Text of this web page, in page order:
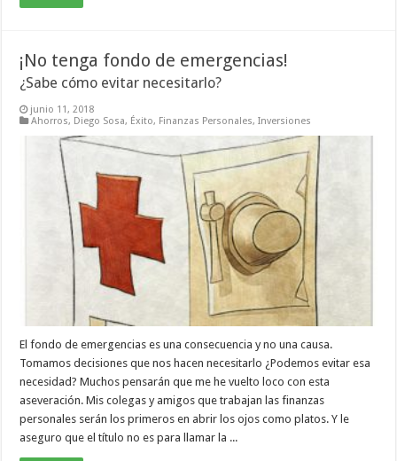
¡No tenga fondo de emergencias!
¿Sabe cómo evitar necesitarlo?
junio 11, 2018
Ahorros, Diego Sosa, Éxito, Finanzas Personales,Inversiones
El fondo de emergencias es una consecuencia y no una causa.
Tomamos decisiones que nos hacen necesitarlo ¿Podemos evitar esa
necesidad? Muchos pensarán que me he vuelto loco con esta
aseveración. Mis colegas y amigos que trabajan las finanzas
personales serán los primeros en abrir los ojos como platos. Y le
aseguro que el título no es para llamar la ...